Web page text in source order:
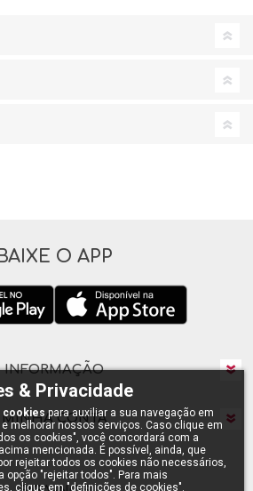
O APP
INFORMAÇÃO
MINHA CONTA
& Privacidade
cookiespara auxiliar a sua navegação em
melhorar nossos serviços. Caso clique em
os cookies", você concordará com a
mencionada. É possível, ainda, que
rejeitar todos os cookies não necessários,
opção "rejeitar todos". Para mais
clique em "definições de cookies".